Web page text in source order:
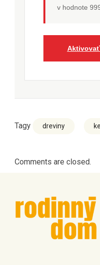
v hodnote
Tagy dreviny
Comments are closed.